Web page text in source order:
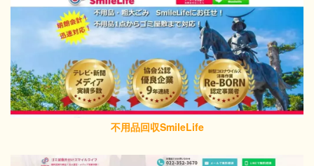
不用品回収SmileLife